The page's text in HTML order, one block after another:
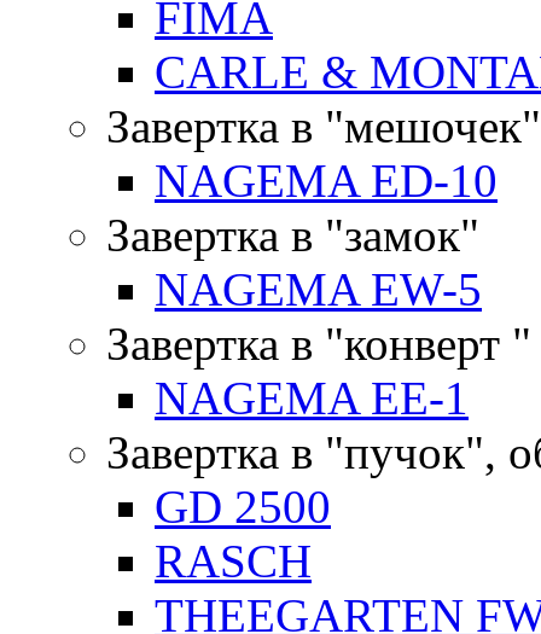
FIMA
CARLE &
Завертка в "мешочек"
NAGEMA ED-10
Завертка в "замок"
NAGEMA EW-5
Завертка в "конверт "
NAGEMA EE-1
Завертка в "пучок",
GD 2500
RASCH
THEEGARTEN